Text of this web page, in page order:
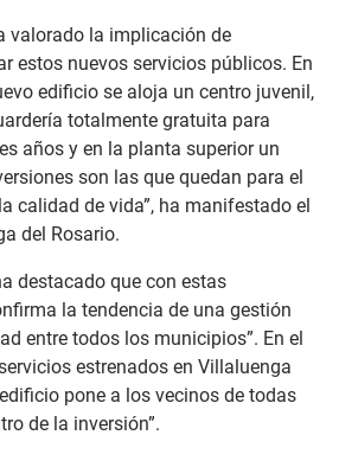
valorado la implicación de
estos nuevos servicios públicos. En
edificio se aloja un centro juvenil,
totalmente gratuita para
años y en la planta superior un
son las que quedan para el
calidad de vida”, ha manifestado el
del Rosario.
destacado que con estas
la tendencia de una gestión
entre todos los municipios”. En el
estrenados en Villaluenga
pone a los vecinos de todas
de la inversión”.